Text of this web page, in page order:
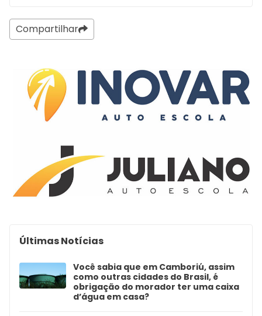
Compartilhar
Últimas Notícias
Você sabia que em Camboriú, assim
como outras cidades do Brasil, é
obrigação do morador ter uma caixa
d’água em casa?